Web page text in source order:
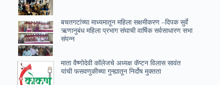
बचतगटांच्या माध्यमातून महिला सक्षमीकरण –दिपक सुर्वे
ऋणानुबंध महिला प्रभाग संघाची वार्षिक सर्वसाधारण सभा
संपन्न
माता वैष्णोदेवी कॉलेजचे अध्यक्ष कॅप्टन विलास सावंत
यांची फसवणुकीच्या गुन्ह्यातून निर्दोष मुक्तता